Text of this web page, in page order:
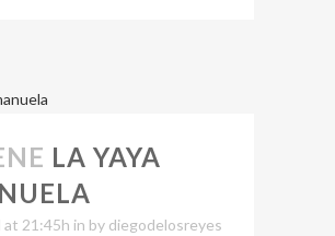
LA YAYA
at 21:45h in by diegodelosreyes